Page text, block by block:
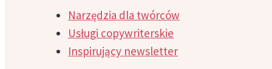
Narzędzia dla twórców
Usługi copywriterskie
Inspirujący newsletter